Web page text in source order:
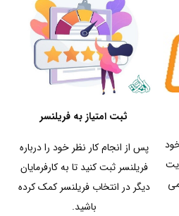
ثبت امتیاز به فریلنسر
پس از انجام کار نظر خود را درباره
فریلنسر ثبت کنید تا به کارفرمایان
دیگر در انتخاب فریلنسر کمک کرده
باشید.